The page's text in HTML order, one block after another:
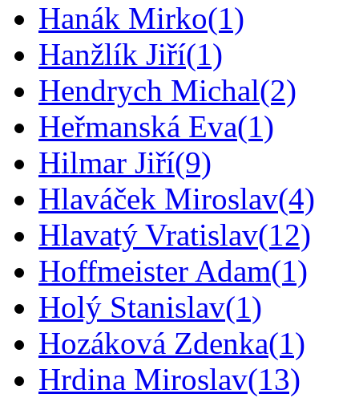
Hanák Mirko(1)
Hanžlík Jiří(1)
Hendrych Michal(2)
Heřmanská Eva(1)
Hilmar Jiří(9)
Hlaváček Miroslav(4)
Hlavatý Vratislav(12)
Hoffmeister Adam(1)
Holý Stanislav(1)
Hozáková Zdenka(1)
Hrdina Miroslav(13)